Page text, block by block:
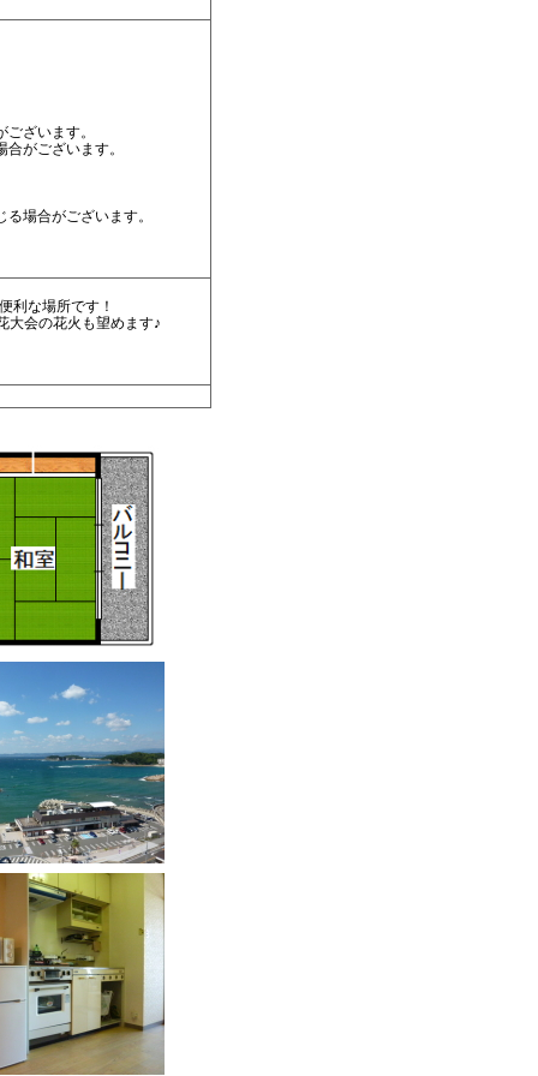
ざいます。
がございます。
場合がございます。
利な場所です！
大会の花火も望めます♪